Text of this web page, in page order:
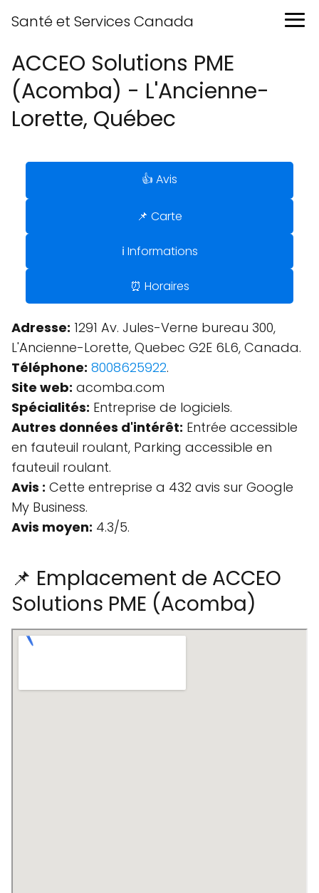
Santé et Services Canada
ACCEO Solutions PME
(Acomba) - L'Ancienne-
Lorette, Québec
👍 Avis
📌 Carte
ℹ️ Informations
⏰ Horaires
Adresse: 1291 Av. Jules-Verne bureau 300,
L'Ancienne-Lorette, Quebec G2E 6L6, Canada.
Téléphone: 8008625922.
Site web: acomba.com
Spécialités: Entreprise de logiciels.
Autres données d'intérêt: Entrée accessible
en fauteuil roulant, Parking accessible en
fauteuil roulant.
Avis : Cette entreprise a 432 avis sur Google
My Business.
Avis moyen: 4.3/5.
📌 Emplacement de ACCEO
Solutions PME (Acomba)